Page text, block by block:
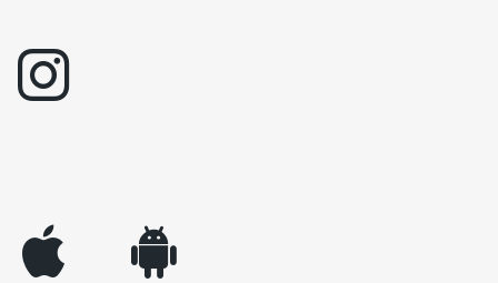
instagram
appleinc android